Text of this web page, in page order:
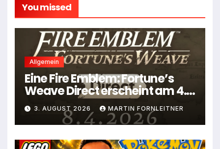
You missed
Allgemein
Eine Fire Emblem: Fortune’s
Weave Direct erscheint am 4.
August
3. AUGUST 2026 MARTIN FORNLEITNER